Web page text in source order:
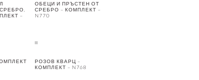
–
ОБЕЦИ И ПРЪСТЕН ОТ
СРЕБРО – КОМПЛЕКТ –
N770
РОЗОВ КВАРЦ –
КОМПЛЕКТ – N768